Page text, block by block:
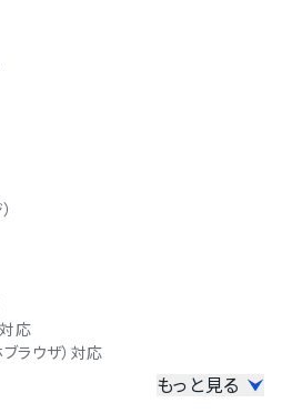
応
ラウザ）対応
もっと見る